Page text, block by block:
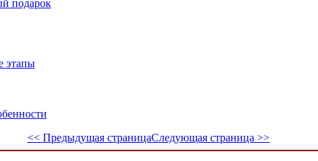
подарок
этапы
<< Предыдущая страницаСледующая страница >>